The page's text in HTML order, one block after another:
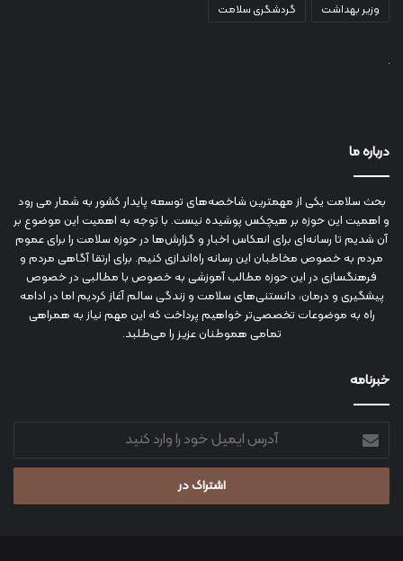
وزیر بهداشت
گردشگری سلامت
درباره ما
بحث سلامت یکی از مهمترین شاخصه‌های توسعه پایدار کشور به شمار می رود
و اهمیت این حوزه بر هیچکس پوشیده نیست. با توجه به اهمیت این موضوع بر
آن شدیم تا رسانه‌ای برای انعکاس اخبار و گزارش‌ها در حوزه سلامت را برای عموم
مردم به خصوص مخاطبان این رسانه راه‌اندازی کنیم. برای ارتقا آگاهی مردم و
فرهنگسازی در این حوزه مطالب آموزشی به خصوص با مطالبی در خصوص
پیشگیری و درمان، دانستنی‌های سلامت و زندگی سالم آغاز کردیم اما در ادامه
راه به موضوعات تخصصی‌تر خواهیم پرداخت که این مهم نیاز به همراهی
تمامی هموطنان عزیز را می‌طلبد.
خبرنامه
آدرس
ایمیل
خود
وارد